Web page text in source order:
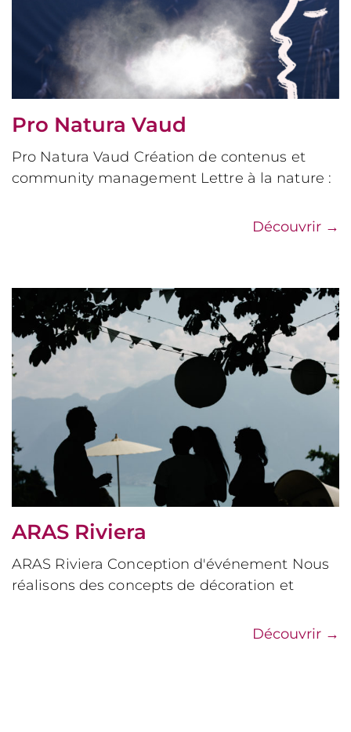
Pro Natura Vaud
Pro Natura Vaud Création de contenus et
community management Lettre à la nature :
Découvrir →
ARAS Riviera
ARAS Riviera Conception d'événement Nous
réalisons des concepts de décoration et
Découvrir →